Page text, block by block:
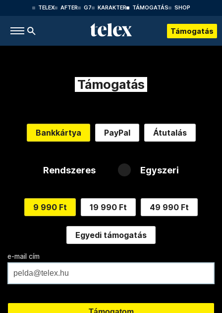
TELEX AFTER G7 KARAKTER TÁMOGATÁS SHOP
Támogatás
Támogatás
Bankkártya PayPal Átutalás
Rendszeres Egyszeri
9 990 Ft 19 990 Ft 49 990 Ft
Egyedi támogatás
e-mail cím